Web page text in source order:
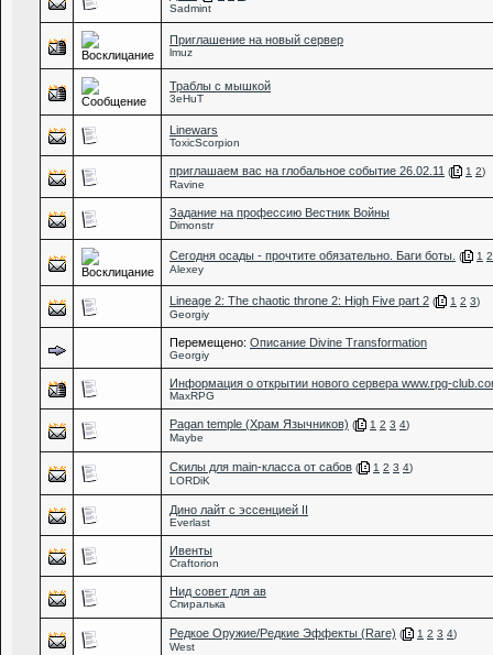
Sadmint
Приглашение на новый сервер
lmuz
Траблы с мышкой
3eHuT
Linewars
ToxicScorpion
приглашаем вас на глобальное событие 26.02.11 ( 1 2)
Ravine
Задание на профессию Вестник Войны
Dimonstr
Сегодня осады - прочтите обязательно. Баги боты. ( 1 2
Alexey
Lineage 2: The chaotic throne 2: High Five part 2 ( 1 2 3)
Georgiy
Перемещено: Описание Divine Transformation
Georgiy
Информация о открытии нового сервера www.rpg-
MaxRPG
Pagan temple (Храм Язычников) ( 1 2 3 4)
Maybe
Скилы для main-класса от сабов ( 1 2 3 4)
LORDiK
Дино лайт с эссенцией II
Everlast
Ивенты
Craftorion
Нид совет для ав
Спиралька
Редкое Оружие/Редкие Эффекты (Rare) ( 1 2 3 4)
West